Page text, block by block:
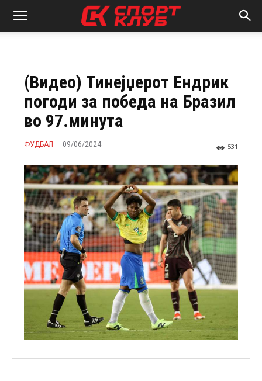
(Видео) Тинејџерот Ендрик
погоди за победа на Бразил
во 97.минута
ФУДБАЛ 09/06/2024 531